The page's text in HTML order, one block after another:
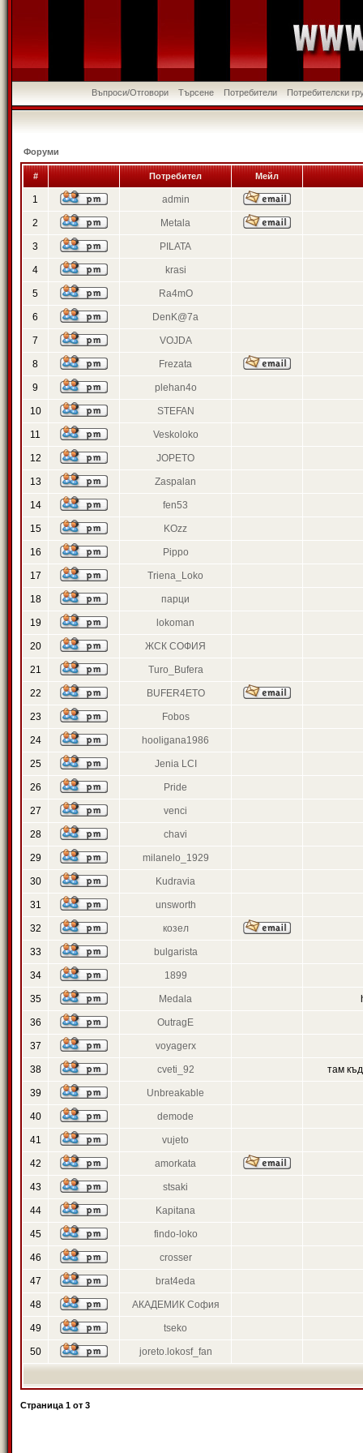
Въпроси/Отговори Търсене Потребители Потребителски
Форуми
# Потребител Мейл
1 admin
2 Metala
3 PILATA
4 krasi
5 Ra4mO
6 DenK@7a
7 VOJDA
8 Frezata
9 plehan4o
10 STEFAN
11 Veskoloko
12 JOPETO
13 Zaspalan
14 fen53
15 KOzz
16 Pippo
17 Triena_Loko
18 парци
19 lokoman
20 ЖСК СОФИЯ
21 Turo_Bufera
22 BUFER4ETO
23 Fobos
24 hooligana1986
25 Jenia LCI
26 Pride
27 venci
28 chavi
29 milanelo_1929
30 Kudravia
31 unsworth
32 козел
33 bulgarista
34 1899
35 Medala
36 OutragE
37 voyagerx
38 cveti_92 там
39 Unbreakable
40 demode
41 vujeto
42 amorkata
43 stsaki
44 Kapitana
45 findo-loko
46 crosser
47 brat4eda
48 АКАДЕМИК София
49 tseko
50 joreto.lokosf_fan
Страница 1 от 3